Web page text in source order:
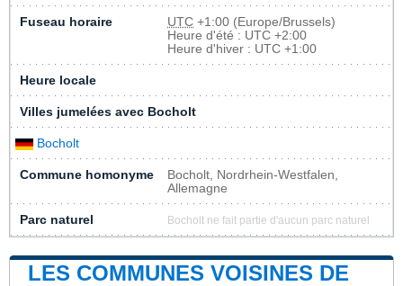
Fuseau horaire UTC +1:00 (Europe/Brussels)
Heure d'été : UTC +2:00
Heure d'hiver : UTC +1:00
Heure locale
Villes jumelées avec Bocholt
Bocholt
Commune homonyme
Bocholt, Nordrhein-Westfalen,
Allemagne
Parc naturel Bocholt ne fait partie d'aucun parc naturel
LES COMMUNES VOISINES DE